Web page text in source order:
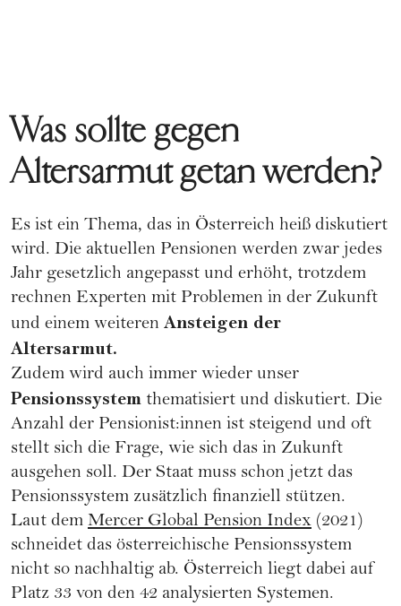
Was sollte gegen
Altersarmut getan werden?
Es ist ein Thema, das in Österreich heiß diskutiert
wird. Die aktuellen Pensionen werden zwar jedes
Jahr gesetzlich angepasst und erhöht, trotzdem
rechnen Experten mit Problemen in der Zukunft
und einem weiteren Ansteigen der
Altersarmut.
Zudem wird auch immer wieder unser
Pensionssystem thematisiert und diskutiert. Die
Anzahl der Pensionist:innen ist steigend und oft
stellt sich die Frage, wie sich das in Zukunft
ausgehen soll. Der Staat muss schon jetzt das
Pensionssystem zusätzlich finanziell stützen.
Laut dem Mercer Global Pension Index (2021)
schneidet das österreichische Pensionssystem
nicht so nachhaltig ab. Österreich liegt dabei auf
Platz 33 von den 42 analysierten Systemen.